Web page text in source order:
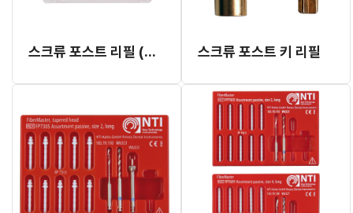
스크류 포스트 리필 (품절) 스크류 포스트 키 리필